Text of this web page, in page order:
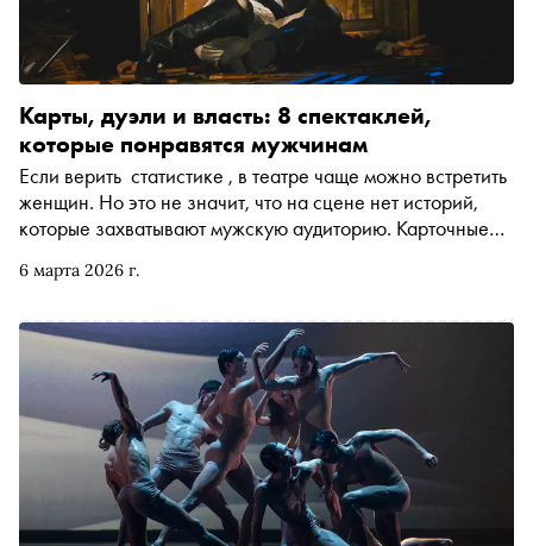
6 марта 2026 г.
Карты, дуэли и власть: 8 спектаклей,
которые понравятся мужчинам
Если верить статистике , в театре чаще можно встретить
женщин. Но это не значит, что на сцене нет историй,
которые захватывают мужскую аудиторию. Карточные
и разговоры о смысле жизни — «Сноб» выбрал
аудиторию